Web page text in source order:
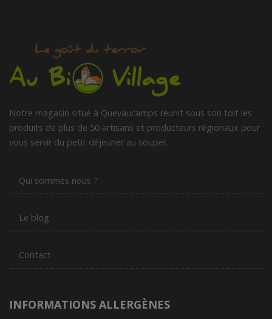
Notre magasin situé à Quevaucamps réunit sous son toit les
produits de plus de 50 artisans et producteurs régionaux pour
vous servir du petit déjeuner au souper.
Qui sommes nous ?
Le blog
Contact
INFORMATIONS ALLERGÈNES